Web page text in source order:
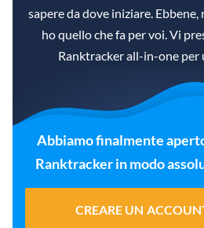
sapere da dove iniziare.
ho quello che fa per voi. Vi
Ranktracker all-in-one per
Abbiamo finalmente
Ranktracker in modo
CREARE UN